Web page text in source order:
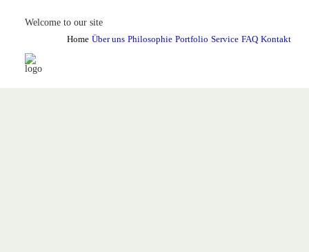
Welcome to our site
Home Über uns Philosophie Portfolio Service FAQ Kontakt